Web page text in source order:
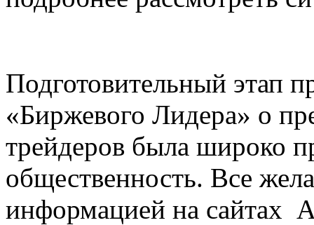
Подготовительный этап
«Биржевого Лидера» о
трейдеров была широко
общественность. Все
информацией на сайтах